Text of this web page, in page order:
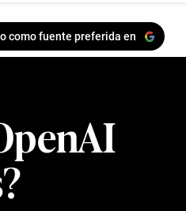
como fuente preferida en